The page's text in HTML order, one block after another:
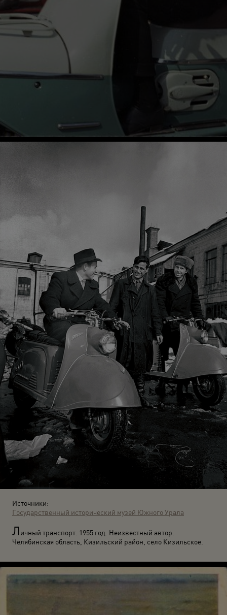
Источники:
Государственный исторический музей Южного Урала
Личный транспорт. 1955 год. Неизвестный автор.
Челябинская область, Кизильский район, село Кизильское.